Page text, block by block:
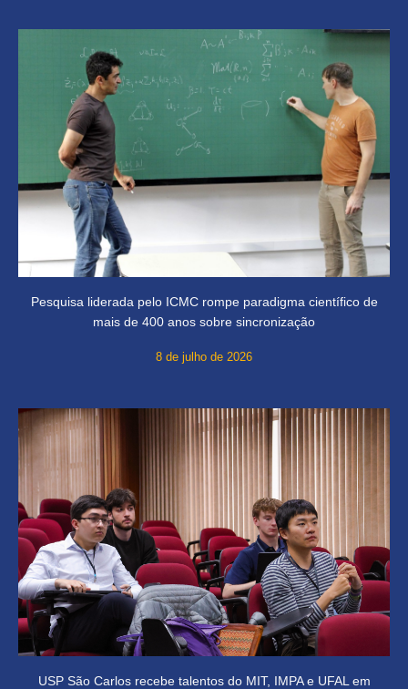
Pesquisa liderada pelo ICMC rompe paradigma científico de
mais de 400 anos sobre sincronização
8 de julho de 2026
USP São Carlos recebe talentos do MIT, IMPA e UFAL em